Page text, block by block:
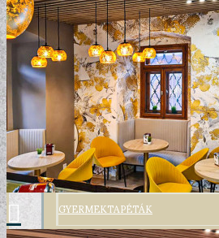
GYERMEKTAPÉTÁK